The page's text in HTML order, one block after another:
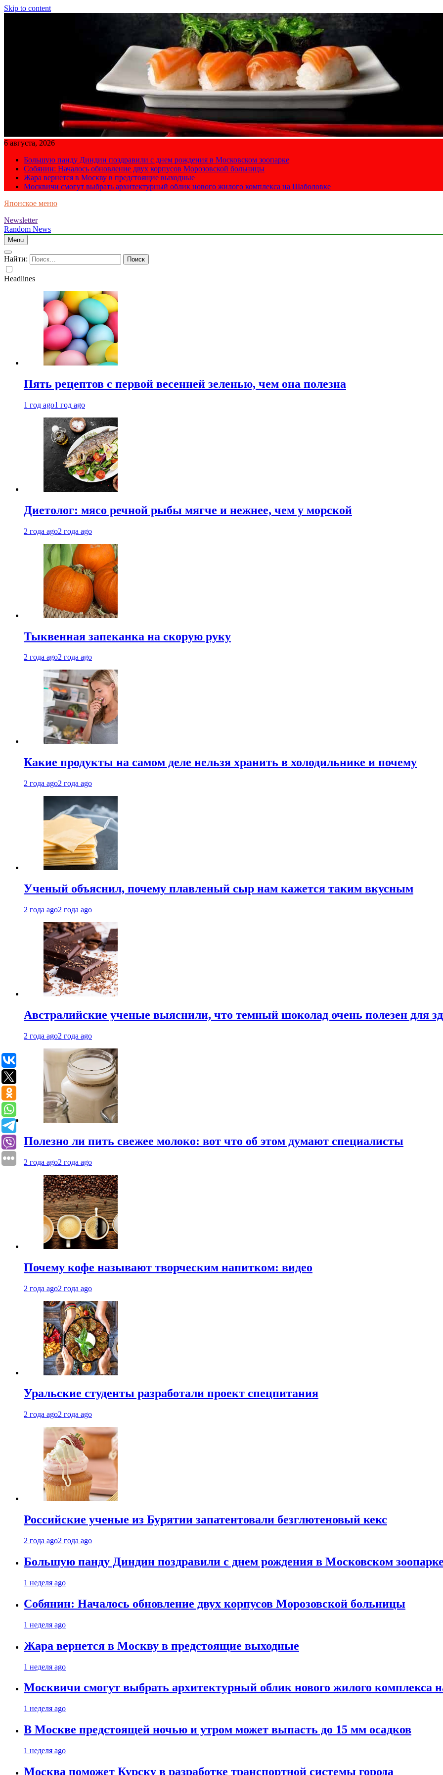
Skip to content
6 августа, 2026
Большую панду Диндин поздравили с днем рождения в Московском зоопарке
Собянин: Началось обновление двух корпусов Морозовской больницы
Жара вернется в Москву в предстоящие выходные
Москвичи смогут выбрать архитектурный облик нового жилого комплекса на Шаболовке
Японское меню
Newsletter
Random News
Menu
Найти:
Headlines
Пять рецептов с первой весенней зеленью, чем она полезна
1 год ago1 год ago
Диетолог: мясо речной рыбы мягче и нежнее, чем у морской
2 года ago2 года ago
Тыквенная запеканка на скорую руку
2 года ago2 года ago
Какие продукты на самом деле нельзя хранить в холодильнике и почему
2 года ago2 года ago
Ученый объяснил, почему плавленый сыр нам кажется таким вкусным
2 года ago2 года ago
Австралийские ученые выяснили, что темный шоколад очень полезен для
2 года ago2 года ago
Полезно ли пить свежее молоко: вот что об этом думают специалисты
2 года ago2 года ago
Почему кофе называют творческим напитком: видео
2 года ago2 года ago
Уральские студенты разработали проект спецпитания
2 года ago2 года ago
Российские ученые из Бурятии запатентовали безглютеновый кекс
2 года ago2 года ago
Большую панду Диндин поздравили с днем рождения в Московском зоопарке
1 неделя ago
Собянин: Началось обновление двух корпусов Морозовской больницы
1 неделя ago
Жара вернется в Москву в предстоящие выходные
1 неделя ago
Москвичи смогут выбрать архитектурный облик нового жилого комплекса
1 неделя ago
В Москве предстоящей ночью и утром может выпасть до 15 мм осадков
1 неделя ago
Москва поможет Курску в разработке транспортной системы города